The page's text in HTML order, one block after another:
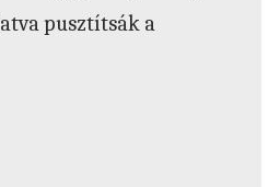
pusztítsák a